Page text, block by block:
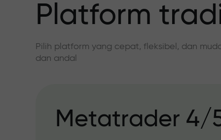
Platform
Pilih platform yang cepat, fleksibel, dan
dan andal
Metatrader 4/